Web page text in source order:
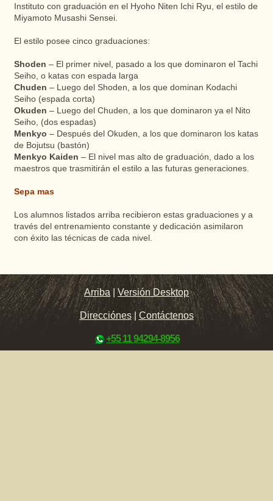
Instituto con graduación en el Hyoho Niten Ichi Ryu, el estilo de
Miyamoto Musashi Sensei.
El estilo posee cinco graduaciones:
Shoden – El primer nivel, pasado a los que dominaron el Tachi
Seiho, o katas con espada larga
Chuden – Luego del Shoden, a los que dominan Kodachi
Seiho (espada corta)
Okuden – Luego del Chuden, a los que dominaron ya el Nito
Seiho, (dos espadas)
Menkyo – Después del Okuden, a los que dominaron los katas
de Bojutsu (bastón)
Menkyo Kaiden – El nivel mas alto de graduación, dado a los
maestros que trasmitirán el estilo a las futuras generaciones.
Sepa mas
Los alumnos listados arriba recibieron estas graduaciones y a
través del entrenamiento constante y dedicación asimilaron
con éxito las técnicas de cada nivel.
Arriba |Versión Desktop
Direcciónes| Contáctenos
+55 11 94294-8956